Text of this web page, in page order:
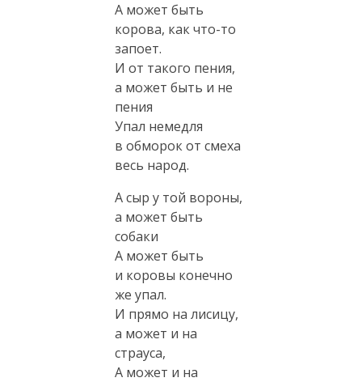
А может быть
корова, какчто-то
запоет.
И от такого пения,
а может быть и не
пения
Упал немедля
в обморок от смеха
весь народ.
А сыр у той вороны,
а может быть
собаки
А может быть
и коровы конечно
же упал.
И прямо на лисицу,
а может и на
страуса,
А может и на